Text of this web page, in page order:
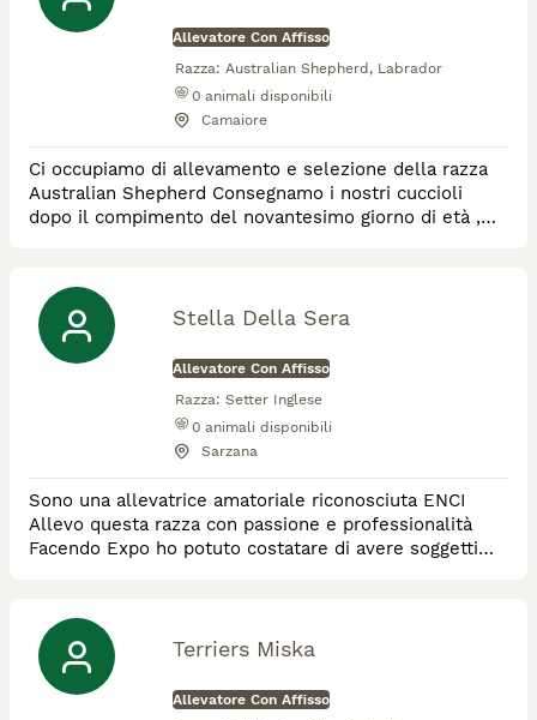
Allevatore Con Affisso
Razza: Australian Shepherd, Labrador
0 animali disponibili
Camaiore
Ci occupiamo di allevamento e selezione della razza
Australian Shepherd Consegnamo i nostri cuccioli
dopo il compimento del novantesimo giorno di età ,
selezionati . Offriamo servizio di pensione e
addestramento .
Stella Della Sera
Allevatore Con Affisso
Razza: Setter Inglese
0 animali disponibili
Sarzana
Sono una allevatrice amatoriale riconosciuta ENCI
Allevo questa razza con passione e professionalità
Facendo Expo ho potuto costatare di avere soggetti
venatorie
Terriers Miska
Allevatore Con Affisso